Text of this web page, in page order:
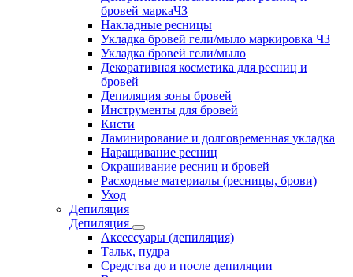
бровей маркаЧЗ
Накладные ресницы
Укладка бровей гели/мыло маркировка ЧЗ
Укладка бровей гели/мыло
Декоративная косметика для ресниц и
бровей
Депиляция зоны бровей
Инструменты для бровей
Кисти
Ламинирование и долговременная укладка
Наращивание ресниц
Окрашивание ресниц и бровей
Расходные материалы (ресницы, брови)
Уход
Депиляция
Депиляция
Аксессуары (депиляция)
Тальк, пудра
Средства до и после депиляции